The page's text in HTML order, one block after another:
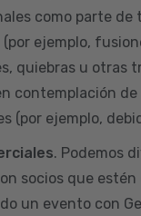
como parte de
ejemplo,
quiebras u otras
contemplación
(por ejemplo,
. Podemos
socios que
un evento con